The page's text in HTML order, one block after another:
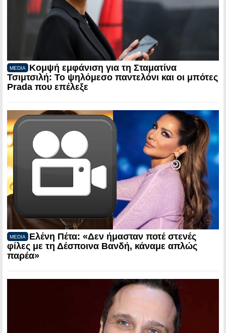
MEDIA
Κομψή εμφάνιση για τη Σταματίνα
Τσιμτσιλή: Το ψηλόμεσο παντελόνι και οι μπότες
Prada που επέλεξε
MEDIA
Ελένη Πέτα: «Δεν ήμασταν ποτέ στενές
φίλες με τη Δέσποινα Βανδή, κάναμε απλώς
παρέα»